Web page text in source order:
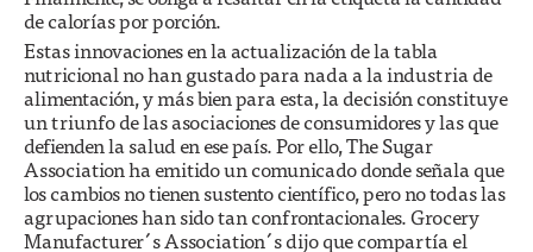
de calorías por porción.
Estas innovaciones en la actualización de la tabla
nutricional no han gustado para nada a la industria de
alimentación, y más bien para esta, la decisión constituye
un triunfo de las asociaciones de consumidores y las que
defienden la salud en ese país. Por ello, The Sugar
Association ha emitido un comunicado donde señala que
los cambios no tienen sustento científico, pero no todas las
agrupaciones han sido tan confrontacionales. Grocery
Manufacturer´s Association´s dijo que compartía el